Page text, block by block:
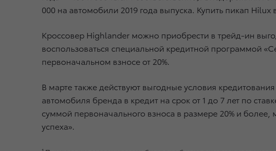
000 на автомобили 2019 года выпуска. Купить пикап
Кроссовер Highlander можно приобрести в трейд-ин
воспользоваться специальной кредитной программой
первоначальном взносе от 20%.
В марте также действуют выгодные условия
автомобиля бренда в кредит на срок от 1 до 7 лет по
суммой первоначального взноса в размере 20% и
успеха».